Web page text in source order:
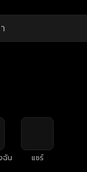
ฉัน แชร์